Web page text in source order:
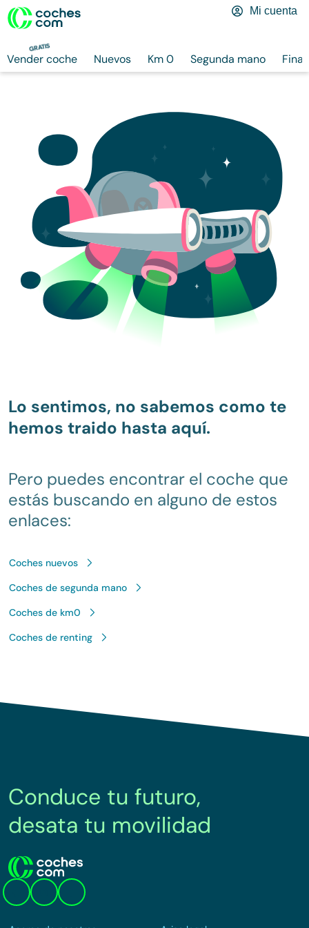
GRATIS
Vender coche Nuevos Km 0 Segunda mano
Mi cuenta
Lo sentimos, no sabemos como te
hemos traido hasta aquí.
Pero puedes encontrar el coche que
estás buscando en alguno de estos
enlaces:
Coches nuevos
Coches de segunda mano
Coches de km0
Coches de renting
Conduce tu futuro,
desata tu movilidad